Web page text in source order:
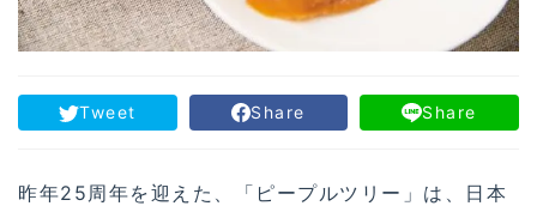
Tweet Share Share
昨年25周年を迎えた、「ピープルツリー」は、日本